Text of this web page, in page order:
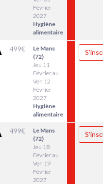
Février
2027
Hygiène
alimentaire
499€
Le Mans
(72)
Jeu 11
Février au
Ven 12
Février
2027
Hygiène
alimentaire
499€
Le Mans
(72)
Jeu 18
Février au
Ven 19
Février
2027